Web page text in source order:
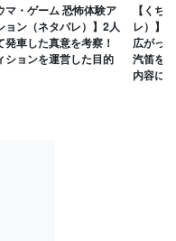
マ・ゲーム 恐怖体験ア
ョン（ネタバレ）】2人
発車した真意を考察！
ションを運営した目的
【くち
レ）】
広がっ
汽笛を
内容に